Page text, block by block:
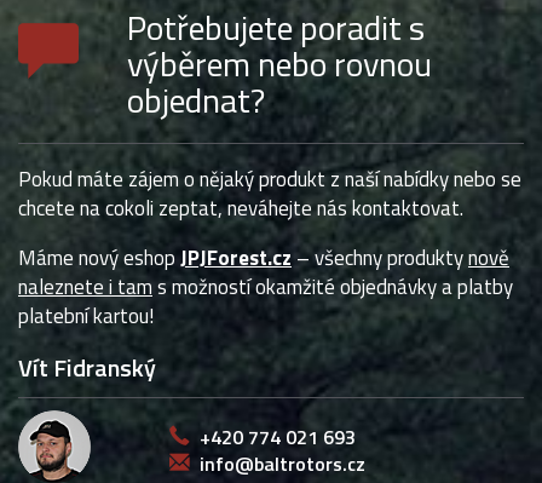
Potřebujete poradit s
výběrem nebo rovnou
objednat?
Pokud máte zájem o nějaký produkt z naší nabídky nebo se
chcete na cokoli zeptat, neváhejte nás kontaktovat.
Máme nový eshopJPJForest.cz – všechny produktynově
naleznete i tams možností okamžité objednávky a platby
platební kartou!
Vít Fidranský
+420 774 021 693
info@baltrotors.cz